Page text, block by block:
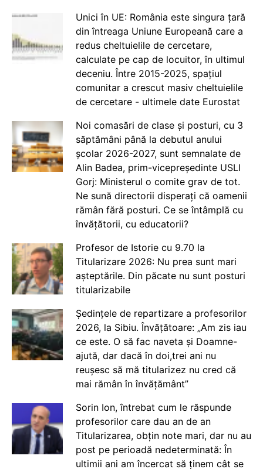
Unici în UE: România este singura țară
din întreaga Uniune Europeană care a
redus cheltuielile de cercetare,
calculate pe cap de locuitor, în ultimul
deceniu. Între 2015-2025, spațiul
comunitar a crescut masiv cheltuielile
de cercetare - ultimele date Eurostat
Noi comasări de clase și posturi, cu 3
săptămâni până la debutul anului
școlar 2026-2027, sunt semnalate de
Alin Badea, prim-vicepreședinte USLI
Gorj: Ministerul o comite grav de tot.
Ne sună directorii disperați că oamenii
rămân fără posturi. Ce se întâmplă cu
învățătorii, cu educatorii?
Profesor de Istorie cu 9.70 la
Titularizare 2026: Nu prea sunt mari
așteptările. Din păcate nu sunt posturi
titularizabile
Ședințele de repartizare a profesorilor
2026, la Sibiu. Învățătoare: „Am zis iau
ce este. O să fac naveta și Doamne-
ajută, dar dacă în doi,trei ani nu
reușesc să mă titularizez nu cred că
mai rămân în învățământ”
Sorin Ion, întrebat cum le răspunde
profesorilor care dau an de an
Titularizarea, obțin note mari, dar nu au
post pe perioadă nedeterminată: În
ultimii ani am încercat să ținem cât se